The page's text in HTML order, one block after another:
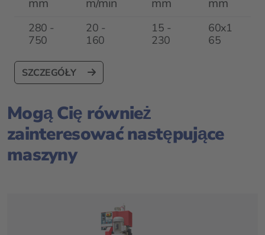
mm m/min mm mm
280 -
750
20 -
160
15 -
230
60x1
65
SZCZEGÓŁY
Mogą Cię również
zainteresować następujące
maszyny